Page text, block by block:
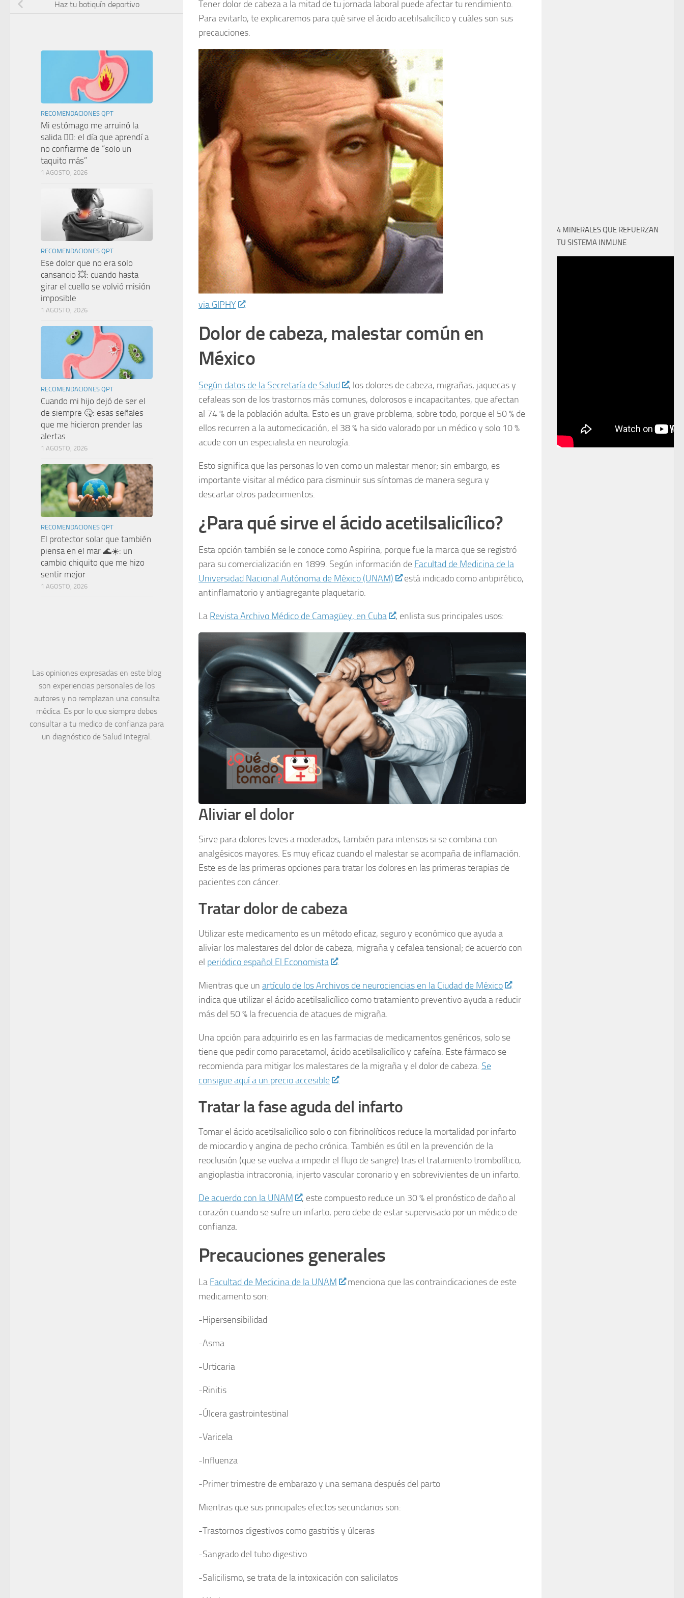
Tener dolor de cabeza a la mitad de tu jornada laboral puede afectar tu rendimiento.
Para evitarlo, te explicaremos para qué sirve el ácido acetilsalicílico y cuáles son sus
precauciones.
via GIPHY
Dolor de cabeza, malestar común en
México
Según datos de la Secretaría de Salud
, los dolores de cabeza, migrañas, jaquecas y
cefaleas son de los trastornos más comunes, dolorosos e incapacitantes, que afectan
al 74 % de la población adulta. Esto es un grave problema, sobre todo, porque el 50 % de
ellos recurren a la automedicación, el 38 % ha sido valorado por un médico y solo 10 %
acude con un especialista en neurología.
Esto significa que las personas lo ven como un malestar menor; sin embargo, es
importante visitar al médico para disminuir sus síntomas de manera segura y
descartar otros padecimientos.
¿Para qué sirve el ácido acetilsalicílico?
Esta opción también se le conoce como Aspirina, porque fue la marca que se registró
para su comercialización en 1899. Según información de Facultad de Medicina de la
Universidad Nacional Autónoma de México (UNAM)
está indicado como antipirético,
antinflamatorio y antiagregante plaquetario.
La Revista Archivo Médico de Camagüey, en Cuba , enlista sus principales usos:
Aliviar el dolor
Sirve para dolores leves a moderados, también para intensos si se combina con
analgésicos mayores. Es muy eficaz cuando el malestar se acompaña de inflamación.
Este es de las primeras opciones para tratar los dolores en las primeras terapias de
pacientes con cáncer.
Tratar dolor de cabeza
Utilizar este medicamento es un método eficaz, seguro y económico que ayuda a
aliviar los malestares del dolor de cabeza, migraña y cefalea tensional; de acuerdo con
el periódico español El Economista .
Mientras que un artículo de los Archivos de neurociencias en la Ciudad de México
indica que utilizar el ácido acetilsalicílico como tratamiento preventivo ayuda a reducir
más del 50 % la frecuencia de ataques de migraña.
Una opción para adquirirlo es en las farmacias de medicamentos genéricos, solo se
tiene que pedir como paracetamol, ácido acetilsalicílico y cafeína. Este fármaco se
recomienda para mitigar los malestares de la migraña y el dolor de cabeza. Se
consigue aquí a un precio accesible
.
Tratar la fase aguda del infarto
Tomar el ácido acetilsalicílico solo o con fibrinolíticos reduce la mortalidad por infarto
de miocardio y angina de pecho crónica. También es útil en la prevención de la
reoclusión (que se vuelva a impedir el flujo de sangre) tras el tratamiento trombolítico,
angioplastia intracoronia, injerto vascular coronario y en sobrevivientes de un infarto.
De acuerdo con la UNAM
, este compuesto reduce un 30 % el pronóstico de daño al
corazón cuando se sufre un infarto, pero debe de estar supervisado por un médico de
confianza.
Precauciones generales
La Facultad de Medicina de la UNAM
menciona que las contraindicaciones de este
medicamento son:
-Hipersensibilidad
-Asma
-Urticaria
-Rinitis
-Úlcera gastrointestinal
-Varicela
-Influenza
-Primer trimestre de embarazo y una semana después del parto
Mientras que sus principales efectos secundarios son:
-Trastornos digestivos como gastritis y úlceras
-Sangrado del tubo digestivo
-Salicilismo, se trata de la intoxicación con salicilatos
Haz tu botiquín deportivo
RECOMENDACIONES QPT
Mi estómago me arruinó la
salida 🤦‍♀️: el día que aprendí a
no confiarme de “solo un
taquito más”
1 AGOSTO, 2026
RECOMENDACIONES QPT
Ese dolor que no era solo
cansancio 💥: cuando hasta
girar el cuello se volvió misión
imposible
1 AGOSTO, 2026
RECOMENDACIONES QPT
Cuando mi hijo dejó de ser el
de siempre 🤒: esas señales
que me hicieron prender las
alertas
1 AGOSTO, 2026
RECOMENDACIONES QPT
El protector solar que también
piensa en el mar 🌊☀️: un
cambio chiquito que me hizo
sentir mejor
1 AGOSTO, 2026
Las opiniones expresadas en este blog
son experiencias personales de los
autores y no remplazan una consulta
médica. Es por lo que siempre debes
consultar a tu medico de confianza para
un diagnóstico de Salud Integral.
4 MINERALES QUE REFUERZAN
TU SISTEMA INMUNE